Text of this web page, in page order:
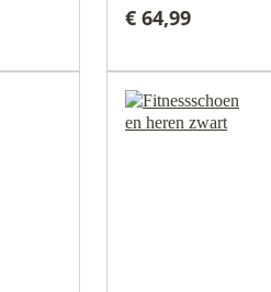
€ 64,99